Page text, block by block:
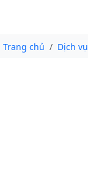
Trang chủ Dịch vụ